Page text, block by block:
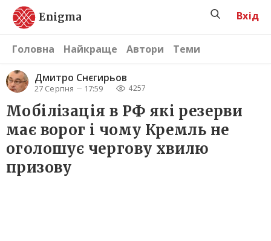
Enigma
Головна Найкраще Автори Теми
Вхід
Дмитро Снєгирьов
27 Серпня 17:59 4257
Мобілізація в РФ які резерви
має ворог і чому Кремль не
оголошує чергову хвилю
призову